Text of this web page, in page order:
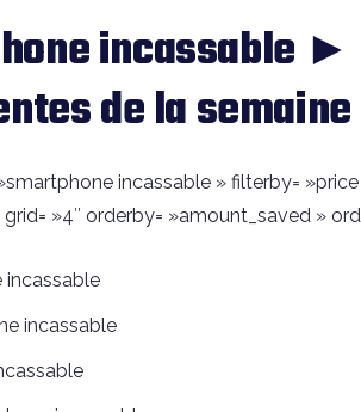
incassable ►
de la semaine
incassable » filterby=
»4″ orderby= »amount_saved »
incassable